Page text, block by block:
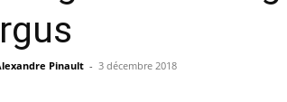
Pinault - 3 décembre 2018